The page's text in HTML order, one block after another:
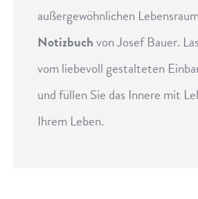
außergewöhnlichen
Notizbuchvon Josef Bauer.
vom liebevoll gestalteten
und füllen Sie das Innere mit
Ihrem Leben.